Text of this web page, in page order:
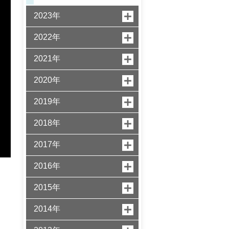
2023年
2022年
2021年
2020年
2019年
2018年
2017年
2016年
2015年
2014年